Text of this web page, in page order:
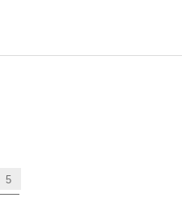
5